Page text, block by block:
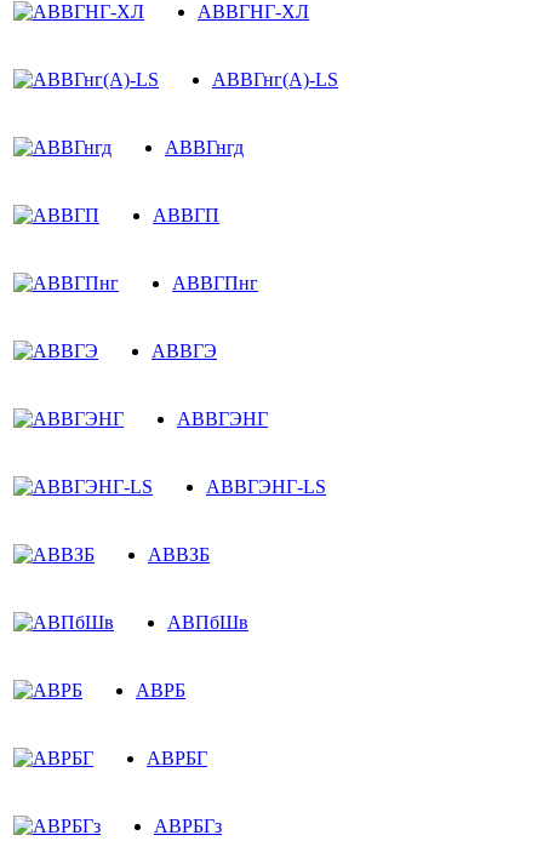
АВВГНГ-ХЛ
АВВГнг(A)-LS
АВВГнгд
АВВГП
АВВГПнг
АВВГЭ
АВВГЭНГ
АВВГЭНГ-LS
АВВЗБ
АВПбШв
АВРБ
АВРБГ
АВРБГз